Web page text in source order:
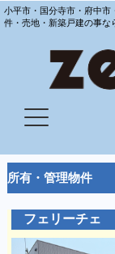
小平市・国分寺市・府中市
件・売地・新築戸建の事な
所有・管理物件
フェリーチェ